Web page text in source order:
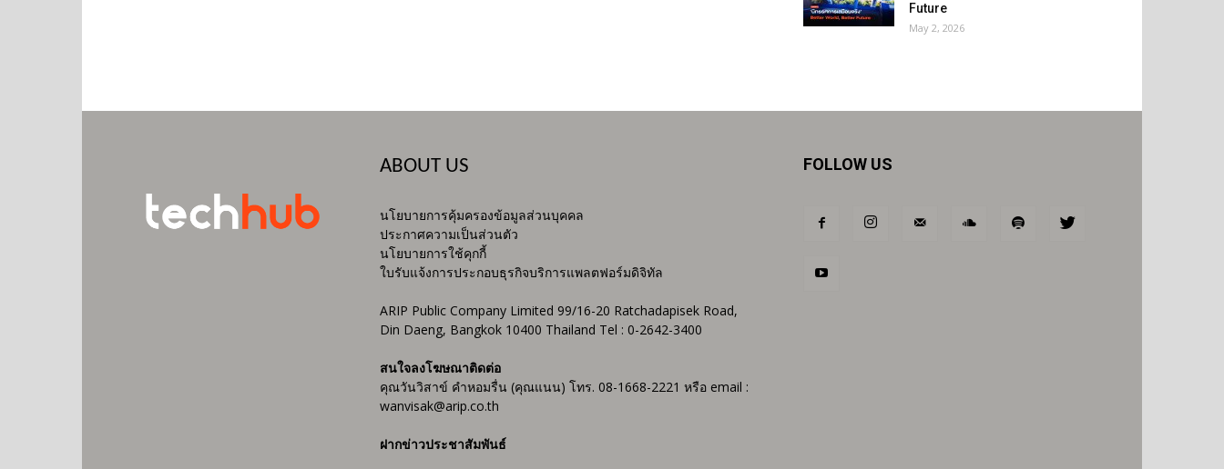
Future
May 2, 2026
ABOUT US
นโยบายการคุ้มครองข้อมูลส่วนบุคคล
ประกาศความเป็นส่วนตัว
นโยบายการใช้คุกกี้
ใบรับแจ้งการประกอบธุรกิจบริการแพลตฟอร์มดิจิทัล
ARIP Public Company Limited 99/16-20 Ratchadapisek Road,
Din Daeng, Bangkok 10400 Thailand Tel : 0-2642-3400
สนใจลงโฆษณาติดต่อ
คุณวันวิสาข์ คำหอมรื่น (คุณแนน) โทร. 08-1668-2221 หรือ email :
wanvisak@arip.co.th
ฝากข่าวประชาสัมพันธ์
FOLLOW US